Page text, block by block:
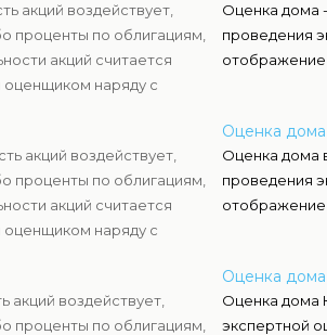
акций воздействует,
проценты по облигациям,
акций считается
оценщиком наряду с
акций воздействует,
проценты по облигациям,
акций считается
оценщиком наряду с
акций воздействует,
проценты по облигациям,
Оценка дома
проведения
отображение
Оценка дома
Оценка дома
проведения
отображение
Оценка
Оценка дома
экспертной